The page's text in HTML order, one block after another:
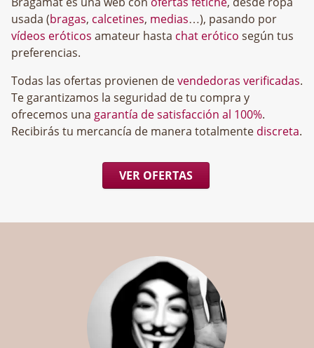
usada (bragas, calcetines, medias…), pasando por
vídeos eróticos amateur hasta chat erótico según tus
preferencias.
Todas las ofertas provienen devendedoras verificadas.
Te garantizamos la seguridad de tu compra y
ofrecemos una garantía de satisfacción al 100%.
Recibirás tu mercancía de manera totalmente discreta.
VER OFERTAS